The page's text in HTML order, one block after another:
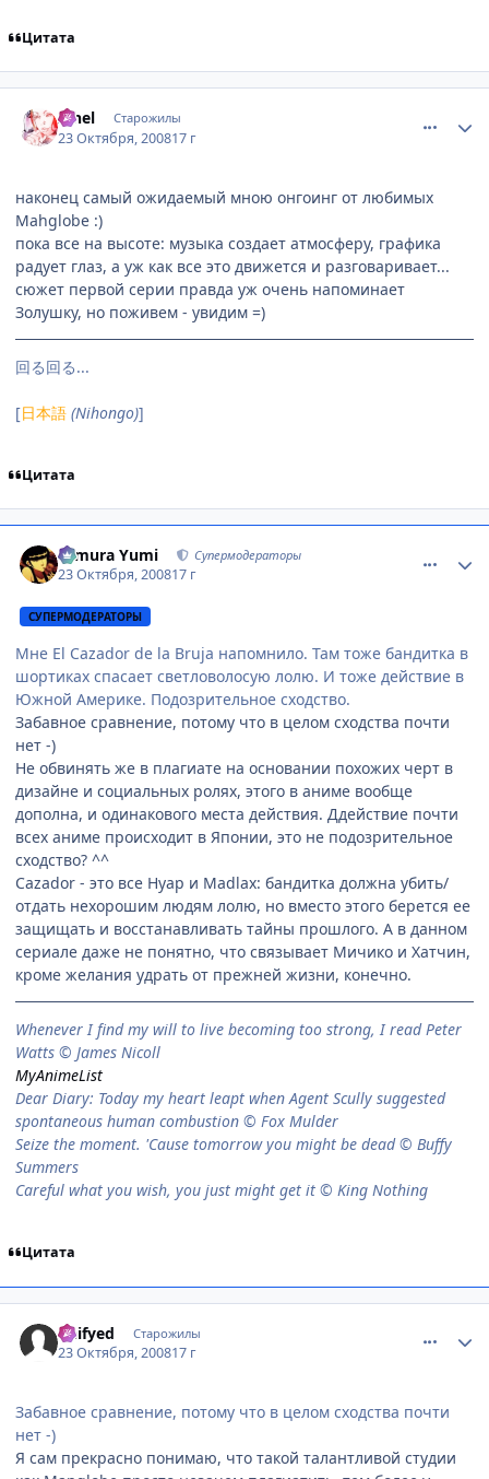
Цитата
Iahel Старожилы
23 Октября, 200817 г
наконец самый ожидаемый мною онгоинг от любимых
Mahglobe :)
пока все на высоте: музыка создает атмосферу, графика
радует глаз, а уж как все это движется и разговаривает...
сюжет первой серии правда уж очень напоминает
Золушку, но поживем - увидим =)
回る回る...
[日本語 (Nihongo)]
Цитата
Himura Yumi Супермодераторы
23 Октября, 200817 г
СУПЕРМОДЕРАТОРЫ
Мне El Cazador de la Bruja напомнило. Там тоже бандитка в
шортиках спасает светловолосую лолю. И тоже действие в
Южной Америке. Подозрительное сходство.
Забавное сравнение, потому что в целом сходства почти
нет -)
Не обвинять же в плагиате на основании похожих черт в
дизайне и социальных ролях, этого в аниме вообще
дополна, и одинакового места действия. Ддействие почти
всех аниме происходит в Японии, это не подозрительное
сходство? ^^
Cazador - это все Нуар и Madlax: бандитка должна убить/
отдать нехорошим людям лолю, но вместо этого берется ее
защищать и восстанавливать тайны прошлого. А в данном
сериале даже не понятно, что связывает Мичико и Хатчин,
кроме желания удрать от прежней жизни, конечно.
When­ever I find my will to live be­com­ing too strong, I read Peter
Watts © James Nicoll
MyAnimeList
Dear Diary: Today my heart leapt when Agent Scully suggested
spontaneous human combustion © Fox Mulder
Seize the moment. 'Cause tomorrow you might be dead © Buffy
Summers
Careful what you wish, you just might get it © King Nothing
Цитата
Deifyed Старожилы
23 Октября, 200817 г
Забавное сравнение, потому что в целом сходства почти
нет -)
Я сам прекрасно понимаю, что такой талантливой студии